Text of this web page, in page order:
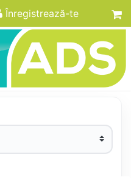
Înregistrează-te